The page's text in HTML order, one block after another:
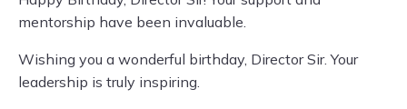
mentorship have been invaluable.
Wishing you a wonderful birthday, Director Sir. Your
leadership is truly inspiring.